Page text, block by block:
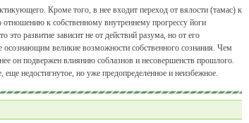
Кроме того, в нее входит переход от вялости (тамас) к
к собственному внутреннему прогрессу йоги
развитие зависит не от действий разума, но от его
осознающим великие возможности собственного сознания. Чем
он подвержен влиянию соблазнов и несовершенств прошлого.
недостигнутое, но уже предопределенное и неизбежное.